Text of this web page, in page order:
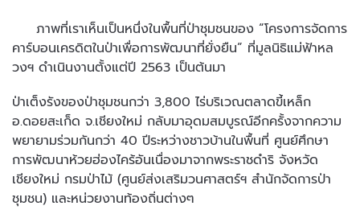
ภาพที่เราเห็นเป็นหนึ่งในพื้นที่ป่าชุมชนของ “โครงการจัดการ
คาร์บอนเครดิตในป่าเพื่อการพัฒนาที่ยั่งยืน” ที่มูลนิธิแม่ฟ้าหล
วงฯ ดำเนินงานตั้งแต่ปี 2563 เป็นต้นมา
ป่าเต็งรังของป่าชุมชนกว่า 3,800 ไร่บริเวณตลาดขี้เหล็ก
อ.ดอยสะเก็ด จ.เชียงใหม่ กลับมาอุดมสมบูรณ์อีกครั้งจากความ
พยายามร่วมกันกว่า 40 ปีระหว่างชาวบ้านในพื้นที่ ศูนย์ศึกษา
การพัฒนาห้วยฮ่องไคร้อันเนื่องมาจากพระราชดำริ จังหวัด
เชียงใหม่ กรมป่าไม้ (ศูนย์ส่งเสริมวนศาสตร์ฯ สำนักจัดการป่า
ชุมชน) และหน่วยงานท้องถิ่นต่างๆ